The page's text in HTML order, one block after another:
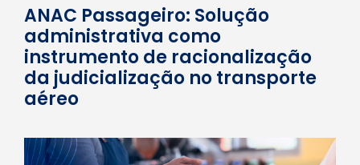
ANAC Passageiro: Solução
administrativa como
instrumento de racionalização
da judicialização no transporte
aéreo